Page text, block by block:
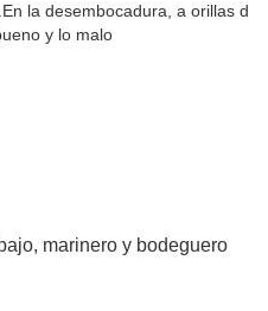
la desembocadura, a orillas d
y lo malo
marinero y bodeguero